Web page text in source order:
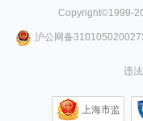
Copyright©1999-
沪公网备
违
上海市监